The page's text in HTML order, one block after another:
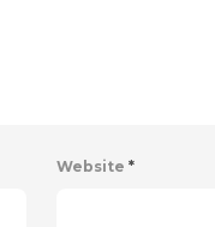
Website *